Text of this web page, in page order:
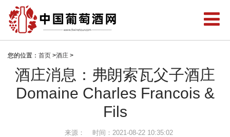
您的位置： 首页 >酒庄 >
酒庄消息：弗朗索瓦父子酒庄
Domaine Charles Francois &
Fils
来源： 时间：2021-08-22 10:35:02